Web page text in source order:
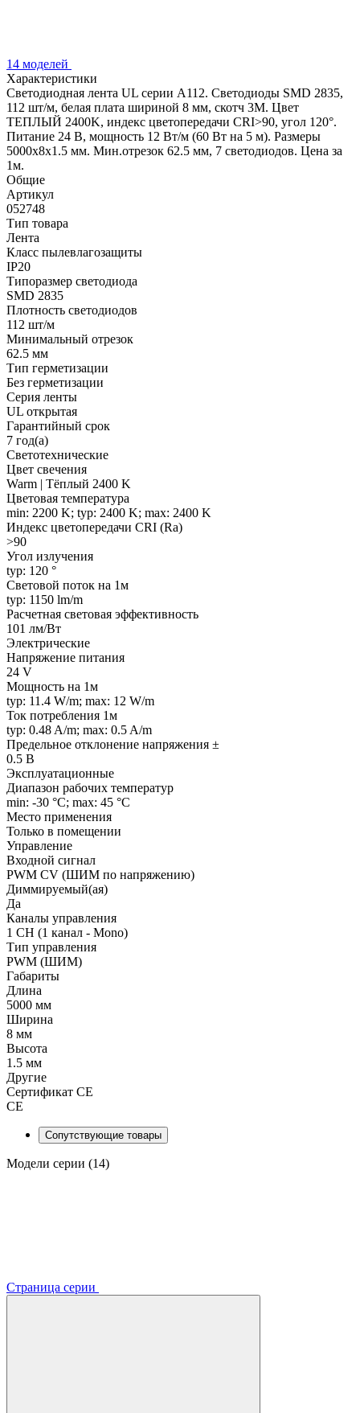
14 моделей
Характеристики
Светодиодная лента UL серии A112. Светодиоды SMD 2835,
112 шт/м, белая плата шириной 8 мм, скотч 3M. Цвет
ТЕПЛЫЙ 2400K, индекс цветопередачи CRI>90, угол 120°.
Питание 24 В, мощность 12 Вт/м (60 Вт на 5 м). Размеры
5000x8x1.5 мм. Мин.отрезок 62.5 мм, 7 светодиодов. Цена за
1м.
Общие
Артикул
052748
Тип товара
Лента
Класс пылевлагозащиты
IP20
Типоразмер светодиода
SMD 2835
Плотность светодиодов
112 шт/м
Минимальный отрезок
62.5 мм
Тип герметизации
Без герметизации
Серия ленты
UL открытая
Гарантийный срок
7 год(а)
Светотехнические
Цвет свечения
Warm | Тёплый 2400 K
Цветовая температура
min: 2200 K; typ: 2400 K; max: 2400 K
Индекс цветопередачи CRI (Ra)
>90
Угол излучения
typ: 120 °
Световой поток на 1м
typ: 1150 lm/m
Расчетная световая эффективность
101 лм/Вт
Электрические
Напряжение питания
24 V
Мощность на 1м
typ: 11.4 W/m; max: 12 W/m
Ток потребления 1м
typ: 0.48 A/m; max: 0.5 A/m
Предельное отклонение напряжения ±
0.5 В
Эксплуатационные
Диапазон рабочих температур
min: -30 °C; max: 45 °C
Место применения
Только в помещении
Управление
Входной сигнал
PWM СV (ШИМ по напряжению)
Диммируемый(ая)
Да
Каналы управления
1 CH (1 канал - Mono)
Тип управления
PWM (ШИМ)
Габариты
Длина
5000 мм
Ширина
8 мм
Высота
1.5 мм
Другие
Сертификат CE
CE
Сопутствующие товары
Модели серии (14)
Страница серии